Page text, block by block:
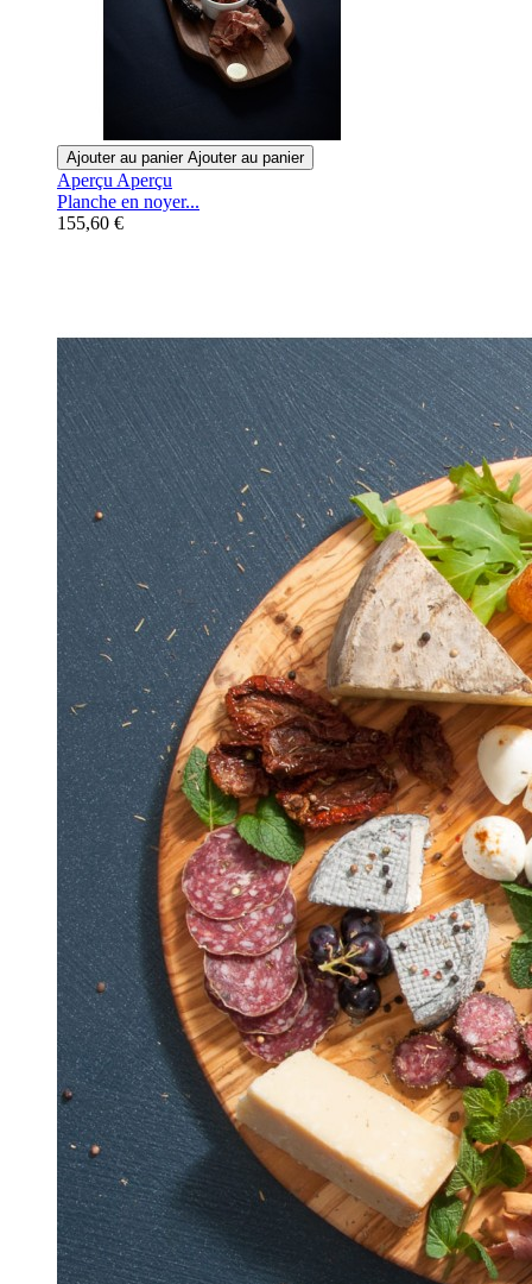
Ajouter au panier Ajouter au panier
Aperçu Aperçu
Planche en noyer...
155,60 €